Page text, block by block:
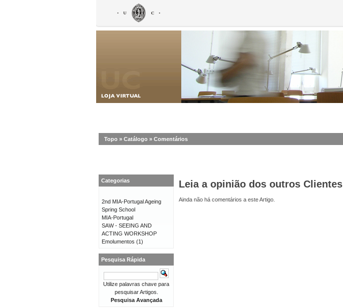
Topo » Catálogo » Comentários
Leia a opinião dos outros Clientes
Ainda não há comentários a este Artigo.
Categorias
2nd MIA-Portugal Ageing
Spring School
MIA-Portugal
SAW - SEEING AND
ACTING WORKSHOP
Emolumentos (1)
Pesquisa Rápida
Utilize palavras chave para
pesquisar Artigos.
Pesquisa Avançada